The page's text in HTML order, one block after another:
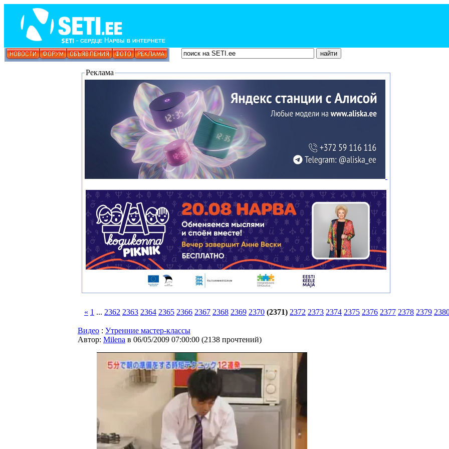
Реклама
« 1 ... 2362 2363 2364 2365 2366 2367 2368 2369 2370 (2371) 2372 2373 2374 2375 2376 2377 2378 2379
Видео : Утренние мастер-классы
Автор: Milena в 06/05/2009 07:00:00 (2138 прочтений)